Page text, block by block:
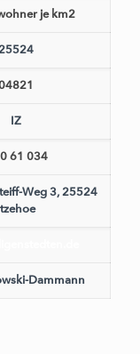
je km2
IZ
61 034
Weg 3, 25524
Dammann